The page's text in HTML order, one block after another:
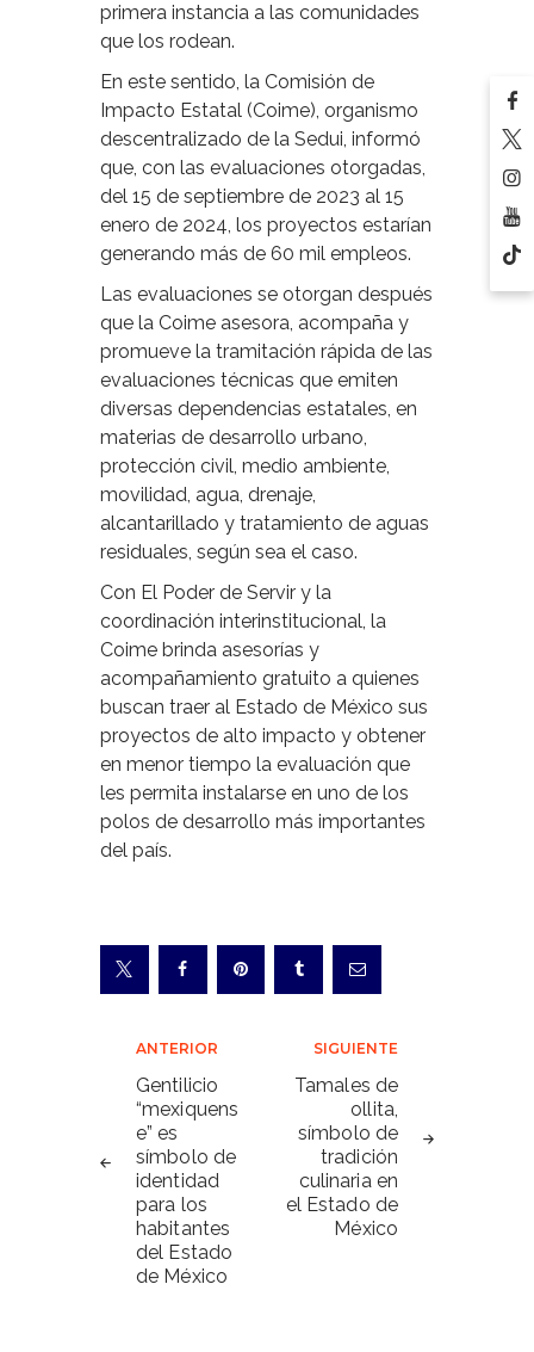
primera instancia a las comunidades
que los rodean.
En este sentido, la Comisión de
Impacto Estatal (Coime), organismo
descentralizado de la Sedui, informó
que, con las evaluaciones otorgadas,
del 15 de septiembre de 2023 al 15
enero de 2024, los proyectos estarían
generando más de 60 mil empleos.
Las evaluaciones se otorgan después
que la Coime asesora, acompaña y
promueve la tramitación rápida de las
evaluaciones técnicas que emiten
diversas dependencias estatales, en
materias de desarrollo urbano,
protección civil, medio ambiente,
movilidad, agua, drenaje,
alcantarillado y tratamiento de aguas
residuales, según sea el caso.
Con El Poder de Servir y la
coordinación interinstitucional, la
Coime brinda asesorías y
acompañamiento gratuito a quienes
buscan traer al Estado de México sus
proyectos de alto impacto y obtener
en menor tiempo la evaluación que
les permita instalarse en uno de los
polos de desarrollo más importantes
del país.
Navegación
de
entradas
ANTERIOR
Gentilicio
“mexiquens
e” es
símbolo de
identidad
para los
habitantes
del Estado
de México
SIGUIENTE
Tamales de
ollita,
símbolo de
tradición
culinaria en
el Estado de
México